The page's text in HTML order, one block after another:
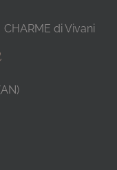
CHARME di Vivani